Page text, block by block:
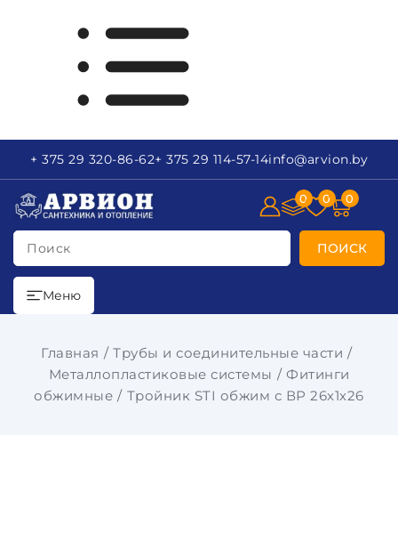
+ 375 29 320-86-62+ 375 29 114-57-14info@arvion.by
Поиск ПОИСК
0 0 0
Меню
Главная
Трубы и соединительные части
Металлопластиковые системы
Фитинги
обжимные
Тройник STI обжим с ВР 26х1х26